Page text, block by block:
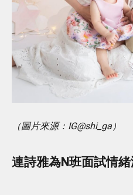
（圖片來源：IG@shi_ga）
連詩雅為N班面試情